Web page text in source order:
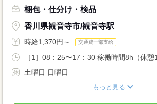
梱包・仕分け・検品
香川県観音寺市/観音寺駅
時給1,370円～ 交通費一部支給
［1］08：25〜17：30 稼働時間8h（休憩
土曜日 日曜日
もっと見る